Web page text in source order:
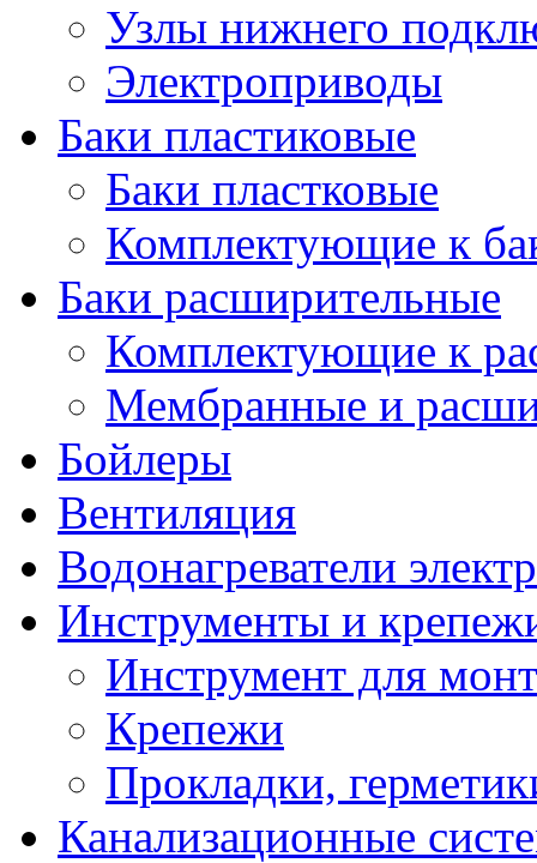
Узлы нижнего
Электроприводы
Баки пластиковые
Баки пластковые
Комплектующие к
Баки расширительные
Комплектующие к
Мембранные и
Бойлеры
Вентиляция
Водонагреватели
Инструменты и
Инструмент для
Крепежи
Прокладки,
Канализационные